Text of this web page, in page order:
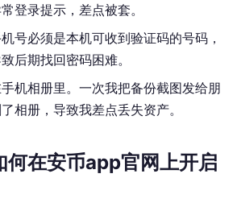
登录提示，差点被套。
号必须是本机可收到验证码的号码，
后期找回密码困难。
机相册里。一次我把备份截图发给朋
相册，导致我差点丢失资产。
何在安币app官网上开启